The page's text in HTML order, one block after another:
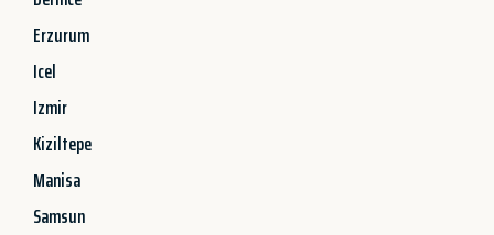
Erzurum
Icel
Izmir
Kiziltepe
Manisa
Samsun